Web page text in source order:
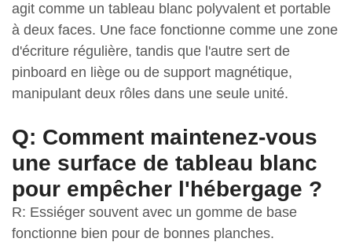
agit comme un tableau blanc polyvalent et portable
à deux faces. Une face fonctionne comme une zone
d'écriture régulière, tandis que l'autre sert de
pinboard en liège ou de support magnétique,
manipulant deux rôles dans une seule unité.
Q: Comment maintenez-vous
une surface de tableau blanc
pour empêcher l'hébergage ?
R: Essiéger souvent avec un gomme de base
fonctionne bien pour de bonnes planches.